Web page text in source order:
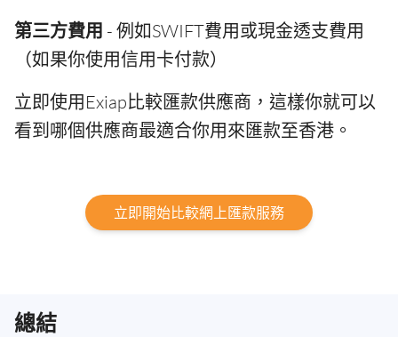
第三方費用 - 例如SWIFT費用或現金透支費用
（如果你使用信用卡付款）
立即使用Exiap比較匯款供應商，這樣你就可以
看到哪個供應商最適合你用來匯款至香港。
立即開始比較網上匯款服務
總結